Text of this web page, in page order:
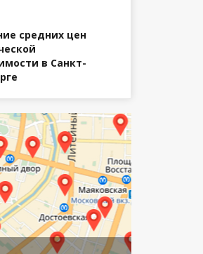
средних цен
в Санкт-